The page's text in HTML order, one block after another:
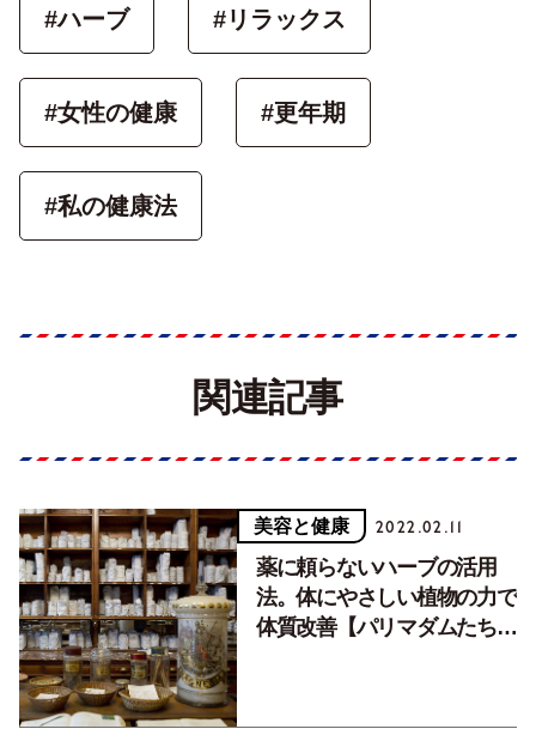
#ハーブ #リラックス
#女性の健康 #更年期
#私の健康法
関連記事
美容と健康 2022.02.11
薬に頼らないハーブの活用
法。体にやさしい植物の力で
体質改善【パリマダムたちの